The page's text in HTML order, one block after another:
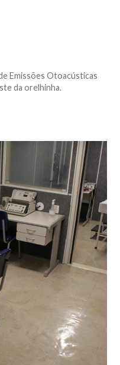
Emissões Otoacústicas
da orelhinha.